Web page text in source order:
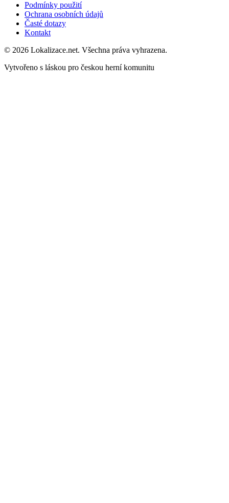
Podmínky použití
Ochrana osobních údajů
Časté dotazy
Kontakt
© 2026 Lokalizace.net. Všechna práva vyhrazena.
Vytvořeno s láskou pro českou herní komunitu